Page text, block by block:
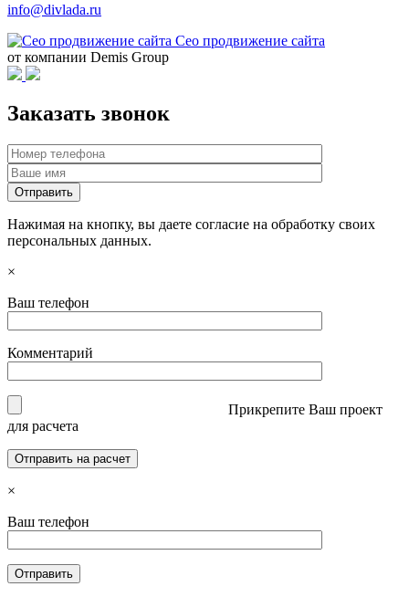
info@divlada.ru
Сео продвижение сайта
от компании Demis Group
Заказать звонок
Нажимая на кнопку, вы даете согласие на обработку своих
персональных данных.
×
Ваш телефон
Комментарий
Прикрепите Ваш проект
для расчета
×
Ваш телефон